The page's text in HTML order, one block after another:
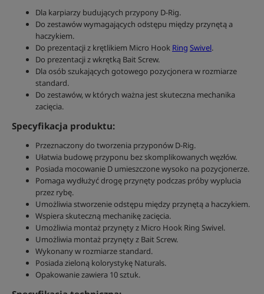
Dla karpiarzy budujących przypony D-Rig.
Do zestawów wymagających odstępu między przynętą a
haczykiem.
Do prezentacji z krętlikiem Micro Hook Ring Swivel.
Do prezentacji z wkrętką Bait Screw.
Dla osób szukających gotowego pozycjonera w rozmiarze
standard.
Do zestawów, w których ważna jest skuteczna mechanika
zacięcia.
Specyfikacja produktu:
Przeznaczony do tworzenia przyponów D-Rig.
Ułatwia budowę przyponu bez skomplikowanych węzłów.
Posiada mocowanie D umieszczone wysoko na pozycjonerze.
Pomaga wydłużyć drogę przynęty podczas próby wyplucia
przez rybę.
Umożliwia stworzenie odstępu między przynętą a haczykiem.
Wspiera skuteczną mechanikę zacięcia.
Umożliwia montaż przynęty z Micro Hook Ring Swivel.
Umożliwia montaż przynęty z Bait Screw.
Wykonany w rozmiarze standard.
Posiada zieloną kolorystykę Naturals.
Opakowanie zawiera 10 sztuk.